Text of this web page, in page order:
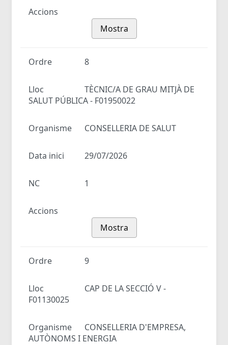
Accions
Mostra
Ordre 8
Lloc
TÈCNIC/A DE GRAU MITJÀ DE
SALUT PÚBLICA - F01950022
Organisme CONSELLERIA DE SALUT
Data inici 29/07/2026
NC 1
Accions
Mostra
Ordre 9
Lloc
CAP DE LA SECCIÓ V -
F01130025
Organisme
CONSELLERIA D'EMPRESA,
AUTÒNOMS I ENERGIA